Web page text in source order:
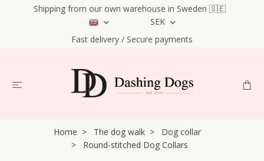
Shipping from our own warehouse in Sweden 🇸🇪
SEK
Fast delivery / Secure payments
Home The dog walk
Dog collar
Round-stitched Dog Collars